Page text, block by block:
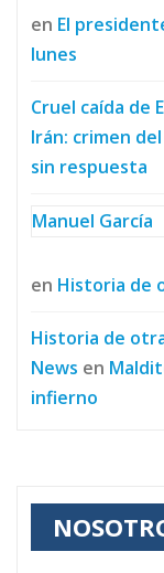
en El
lunes
Cruel caída de
Irán: crimen
sin respuesta
Manuel García
en Historia de
Historia de
News en
infierno